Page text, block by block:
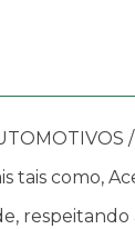
tais como,